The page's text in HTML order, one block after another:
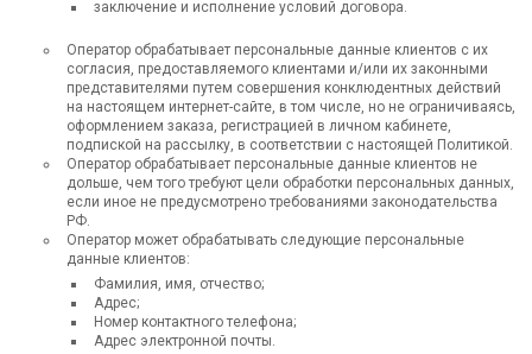
заключение и исполнение условий договора.
Оператор обрабатывает персональные данные клиентов с их
согласия, предоставляемого клиентами и/или их законными
представителями путем совершения конклюдентных действий
на настоящем интернет-сайте, в том числе, но не ограничиваясь,
оформлением заказа, регистрацией в личном кабинете,
подпиской на рассылку, в соответствии с настоящей Политикой.
Оператор обрабатывает персональные данные клиентов не
дольше, чем того требуют цели обработки персональных данных,
если иное не предусмотрено требованиями законодательства
РФ.
Оператор может обрабатывать следующие персональные
данные клиентов:
Фамилия, имя, отчество;
Адрес;
Номер контактного телефона;
Адрес электронной почты.